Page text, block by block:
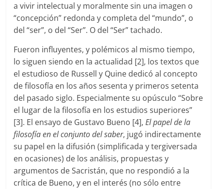
a vivir intelectual y moralmente sin una imagen o
“concepción” redonda y completa del “mundo”, o
del “ser”, o del “Ser”. O del “Ser” tachado.
Fueron influyentes, y polémicos al mismo tiempo,
lo siguen siendo en la actualidad [2], los textos que
el estudioso de Russell y Quine dedicó al concepto
de filosofía en los años sesenta y primeros setenta
del pasado siglo. Especialmente su opúsculo “Sobre
el lugar de la filosofía en los estudios superiores”
[3]. El ensayo de Gustavo Bueno [4],El papel de la
filosofía en el conjunto del saber, jugó indirectamente
su papel en la difusión (simplificada y tergiversada
en ocasiones) de los análisis, propuestas y
argumentos de Sacristán, que no respondió a la
crítica de Bueno, y en el interés (no sólo entre